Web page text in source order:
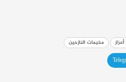
مخيمات النازحين